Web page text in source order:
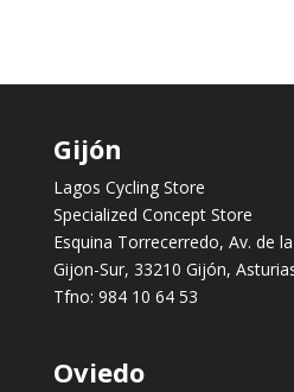
Gijón
Lagos Cycling Store
Specialized Concept Store
Esquina Torrecerredo, Av. de
Gijon-Sur, 33210 Gijón,
Tfno: 984 10 64 53
Oviedo